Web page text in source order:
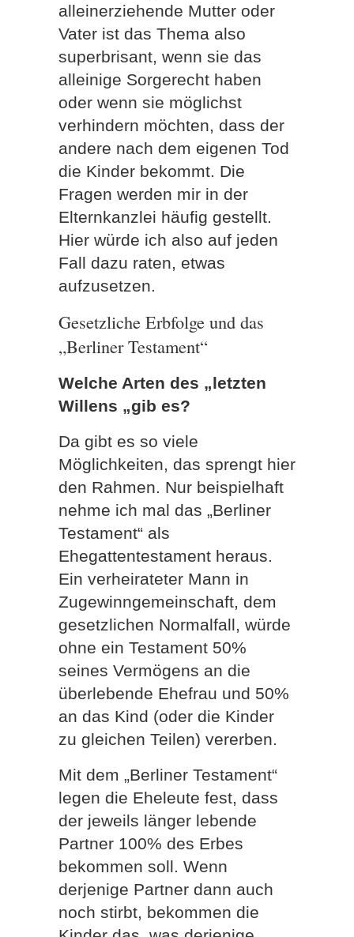
alleinerziehende Mutter oder
Vater ist das Thema also
superbrisant, wenn sie das
alleinige Sorgerecht haben
oder wenn sie möglichst
verhindern möchten, dass der
andere nach dem eigenen Tod
die Kinder bekommt. Die
Fragen werden mir in der
Elternkanzlei häufig gestellt.
Hier würde ich also auf jeden
Fall dazu raten, etwas
aufzusetzen.
Gesetzliche Erbfolge und das
„Berliner Testament“
Welche Arten des „letzten
Willens „gib es?
Da gibt es so viele
Möglichkeiten, das sprengt hier
den Rahmen. Nur beispielhaft
nehme ich mal das „Berliner
Testament“ als
Ehegattentestament heraus.
Ein verheirateter Mann in
Zugewinngemeinschaft, dem
gesetzlichen Normalfall, würde
ohne ein Testament 50%
seines Vermögens an die
überlebende Ehefrau und 50%
an das Kind (oder die Kinder
zu gleichen Teilen) vererben.
Mit dem „Berliner Testament“
legen die Eheleute fest, dass
der jeweils länger lebende
Partner 100% des Erbes
bekommen soll. Wenn
derjenige Partner dann auch
noch stirbt, bekommen die